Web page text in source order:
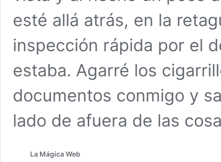
La Mágica Web